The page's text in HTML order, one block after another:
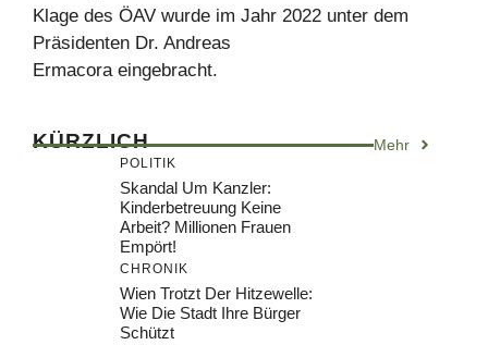
Klage des ÖAV wurde im Jahr 2022 unter dem
Präsidenten Dr. Andreas
Ermacora eingebracht.
KÜRZLICH Mehr
POLITIK
Skandal Um Kanzler:
Kinderbetreuung Keine
Arbeit? Millionen Frauen
Empört!
CHRONIK
Wien Trotzt Der Hitzewelle:
Wie Die Stadt Ihre Bürger
Schützt